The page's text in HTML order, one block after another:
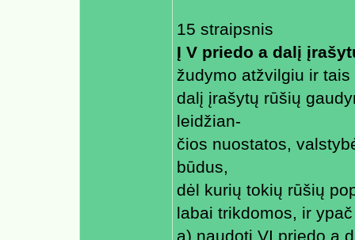
15 straipsnis
Į V priedo a dalį
žudymo atžvilgiu ir
dalį įrašytų rūšių
leidžian-
čios nuostatos,
būdus,
dėl kurių tokių rūšių
labai trikdomos, ir
a) naudoti VI priedo a